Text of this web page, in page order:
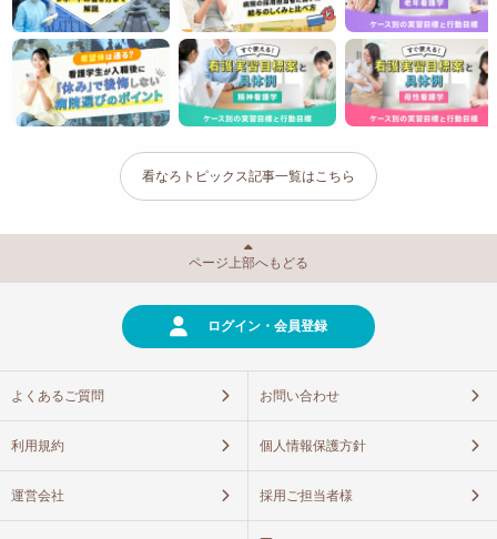
看なろトピックス記事一覧はこちら
ページ上部へもどる
ログイン・会員登録
よくあるご質問 お問い合わせ
利用規約 個人情報保護方針
運営会社 採用ご担当者様